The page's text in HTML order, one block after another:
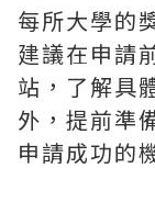
每所大學的
建議在申請
站，了解具
外，提前準
申請成功的